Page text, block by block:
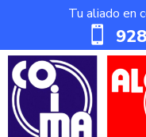
Tu aliado en
